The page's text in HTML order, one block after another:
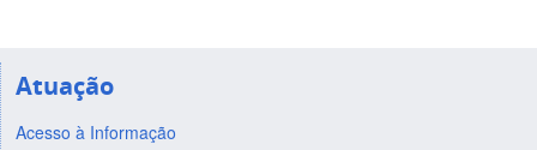
Atuação
Acesso à Informação